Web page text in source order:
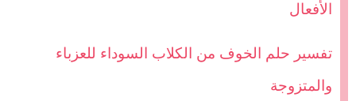
الأفعال
تفسير حلم الخوف من الكلاب السوداء للعزباء
والمتزوجة